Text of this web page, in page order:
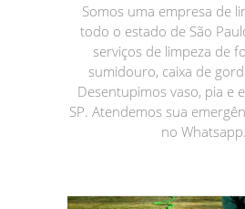
Somos uma empresa de
todo o estado de São
serviços de limpeza de
sumidouro, caixa de
Desentupimos vaso, pia e
SP. Atendemos sua
no Whatsapp.